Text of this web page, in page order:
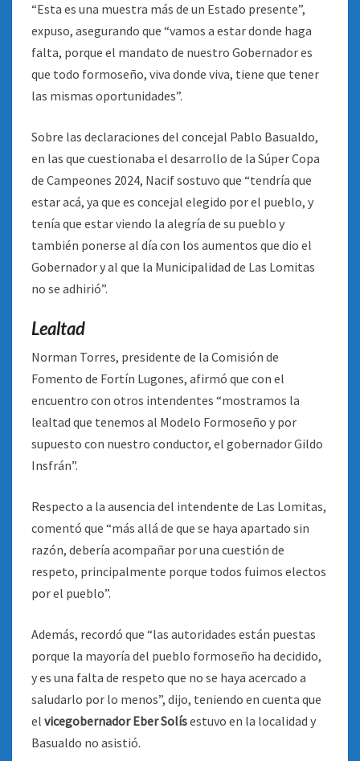
“Esta es una muestra más de un Estado presente”,
expuso, asegurando que “vamos a estar donde haga
falta, porque el mandato de nuestro Gobernador es
que todo formoseño, viva donde viva, tiene que tener
las mismas oportunidades”.
Sobre las declaraciones del concejal Pablo Basualdo,
en las que cuestionaba el desarrollo de la Súper Copa
de Campeones 2024, Nacif sostuvo que “tendría que
estar acá, ya que es concejal elegido por el pueblo, y
tenía que estar viendo la alegría de su pueblo y
también ponerse al día con los aumentos que dio el
Gobernador y al que la Municipalidad de Las Lomitas
no se adhirió”.
Lealtad
Norman Torres, presidente de la Comisión de
Fomento de Fortín Lugones, afirmó que con el
encuentro con otros intendentes “mostramos la
lealtad que tenemos al Modelo Formoseño y por
supuesto con nuestro conductor, el gobernador Gildo
Insfrán”.
Respecto a la ausencia del intendente de Las Lomitas,
comentó que “más allá de que se haya apartado sin
razón, debería acompañar por una cuestión de
respeto, principalmente porque todos fuimos electos
por el pueblo”.
Además, recordó que “las autoridades están puestas
porque la mayoría del pueblo formoseño ha decidido,
y es una falta de respeto que no se haya acercado a
saludarlo por lo menos”, dijo, teniendo en cuenta que
el vicegobernador Eber Solísestuvo en la localidad y
Basualdo no asistió.